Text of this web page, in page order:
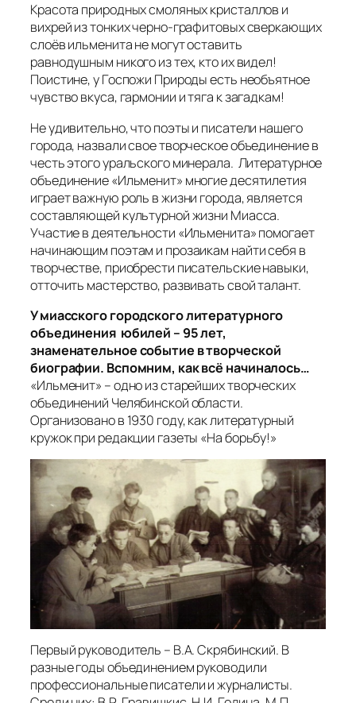
Красота природных смоляных кристаллов и
вихрей из тонких черно-графитовых сверкающих
слоёв ильменита не могут оставить
равнодушным никого из тех, кто их видел!
Поистине, у Госпожи Природы есть необъятное
чувство вкуса, гармонии и тяга к загадкам!
Не удивительно, что поэты и писатели нашего
города, назвали свое творческое объединение в
честь этого уральского минерала. Литературное
объединение «Ильменит» многие десятилетия
играет важную роль в жизни города, является
составляющей культурной жизни Миасса.
Участие в деятельности «Ильменита» помогает
начинающим поэтам и прозаикам найти себя в
творчестве, приобрести писательские навыки,
отточить мастерство, развивать свой талант.
У миасского городского литературного
объединения юбилей – 95 лет,
знаменательное событие в творческой
биографии. Вспомним, как всё начиналось…
«Ильменит» – одно из старейших творческих
объединений Челябинской области.
Организовано в 1930 году, как литературный
кружок при редакции газеты «На борьбу!»
Первый руководитель – В.А. Скрябинский. В
разные годы объединением руководили
профессиональные писатели и журналисты.